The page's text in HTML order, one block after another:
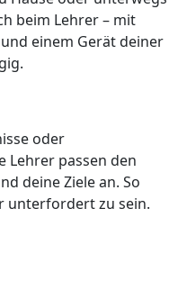
beim Lehrer – mit
einem Gerät deiner
oder
passen den
deine Ziele an. So
unterfordert zu sein.